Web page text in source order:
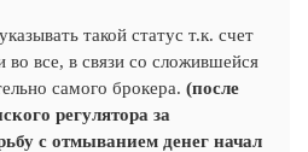
такой статус т.к. счет
во все, в связи со сложившейся
самого брокера. (после
регулятора за
с отмыванием денег начал